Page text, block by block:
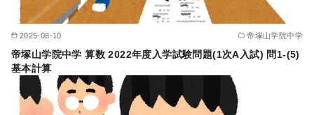
2025-08-10 帝塚山学院中学
帝塚山学院中学 算数 2022年度入学試験問題(1次A入試) 問1-(5)
基本計算